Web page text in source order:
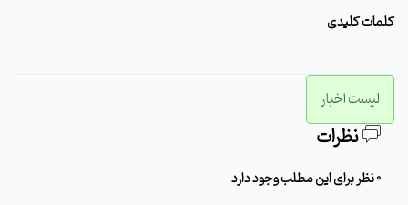
کلمات کلیدی
لیست اخبار
نظرات
0 نظر برای این مطلب وجود دارد